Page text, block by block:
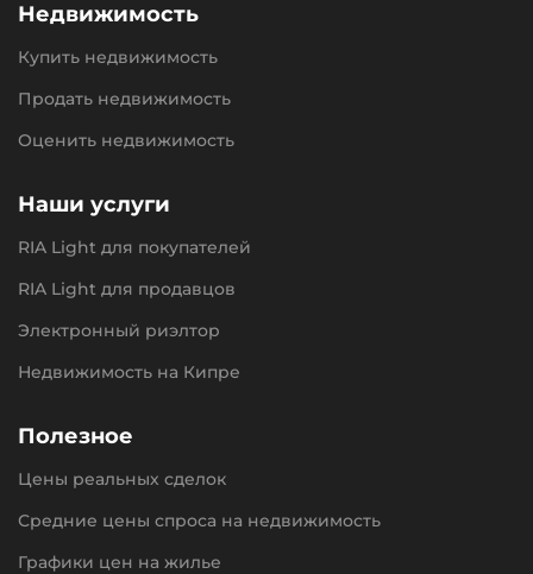
Недвижимость
Купить недвижимость
Продать недвижимость
Оценить недвижимость
Наши услуги
RIA Light для покупателей
RIA Light для продавцов
Электронный риэлтор
Недвижимость на Кипре
Полезное
Цены реальных сделок
Средние цены спроса на недвижимость
Графики цен на жилье